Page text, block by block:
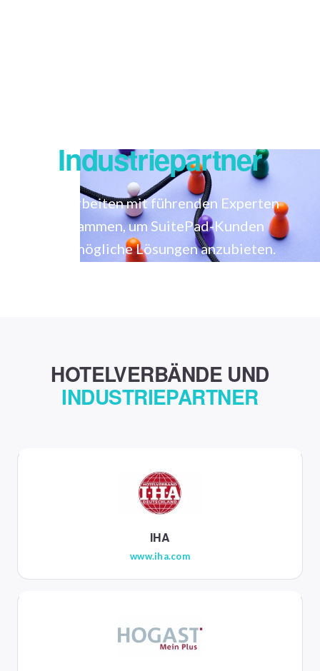
Industriepartner
Wir arbeiten mit führenden Experten
zusammen, um SuitePad-Kunden
bestmögliche Lösungen anzubieten.
HOTELVERBÄNDE UND
INDUSTRIEPARTNER
IHA
www.iha.com